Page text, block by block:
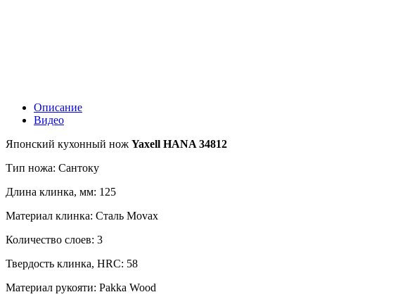
Описание
Видео
Японский кухонный нож Yaxell HANA 34812
Тип ножа: Сантоку
Длина клинка, мм: 125
Материал клинка: Сталь Movax
Количество слоев: 3
Твердость клинка, HRC: 58
Материал рукояти: Pakka Wood